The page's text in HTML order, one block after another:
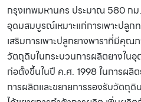
กรุงเทพมหานคร ประมาณ 580 ก
อุดมสมบูรณ์เหมาะแก่การเพาะปลูก
เสริมการเพาะปลูกยางพาราที่มีคุณ
วัตถุดิบในกระบวนการผลิตยางในอุ
ก่อตั้งขึ้นในปี ค.ศ. 1998 ในการผลิ
การผลิตและขยายการรองรับวัตถุ